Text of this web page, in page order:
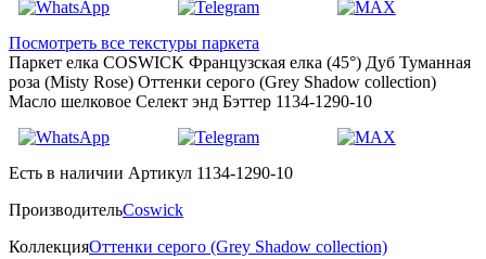
Посмотреть все текстуры паркета
Паркет елка COSWICK Французская елка (45°) Дуб Туманная
роза (Misty Rose) Оттенки серого (Grеy Shadow collection)
Масло шелковое Селект энд Бэттер 1134-1290-10
Есть в наличии Артикул 1134-1290-10
ПроизводительCoswick
КоллекцияОттенки серого (Grеy Shadow collection)